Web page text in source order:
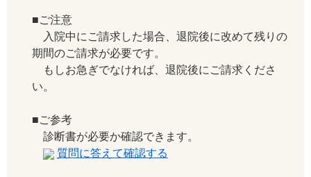
■ご注意
入院中にご請求した場合、退院後に改めて残りの
期間のご請求が必要です。
もしお急ぎでなければ、退院後にご請求くださ
い。
■ご参考
診断書が必要か確認できます。
質問に答えて確認する